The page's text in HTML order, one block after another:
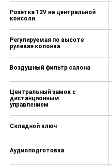
Розетка 12V на центральной
консоли
Регулируемая по высоте
рулевая колонка
Воздушный фильтр салона
Центральный замок с
дистанционным
управлением
Складной ключ
Аудиоподготовка